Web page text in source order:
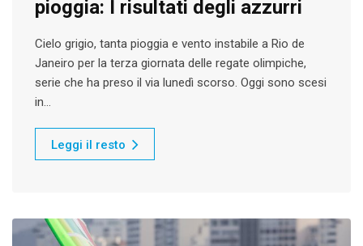
pioggia: I risultati degli azzurri
Cielo grigio, tanta pioggia e vento instabile a Rio de
Janeiro per la terza giornata delle regate olimpiche,
serie che ha preso il via lunedì scorso. Oggi sono scesi
in…
Leggi il resto